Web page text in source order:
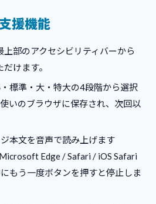
援機能
部のアクセシビリティバーから
けます。
・標準・大・特大の4段階から選択
いのブラウザに保存され、次回以
ジ本文を音声で読み上げます
Edge / Safari / iOS Safari
もう一度ボタンを押すと停止しま